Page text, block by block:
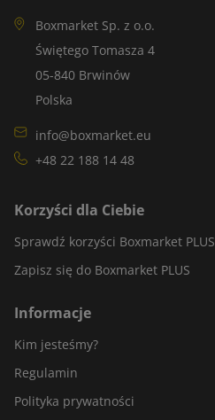
Boxmarket Sp. z o.o.
Świętego Tomasza 4
05-840 Brwinów
Polska
info@boxmarket.eu
+48 22 188 14 48
Korzyści dla Ciebie
Sprawdź korzyści Boxmarket PLUS
Zapisz się do Boxmarket PLUS
Informacje
Kim jesteśmy?
Regulamin
Polityka prywatności